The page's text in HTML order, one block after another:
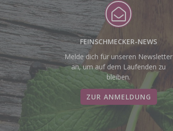
FEINSCHMECKER-NEWS
Melde dich für unseren Newsletter
an, um auf dem Laufenden zu
bleiben.
ZUR ANMELDUNG